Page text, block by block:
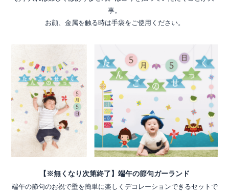
事。
お顔、金属を触る時は手袋をご使用ください。
【※無くなり次第終了】端午の節句ガーランド
端午の節句のお祝で壁を簡単に楽しくデコレーションできるセットで